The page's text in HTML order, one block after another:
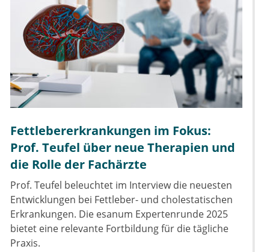
Fettlebererkrankungen im Fokus:
Prof. Teufel über neue Therapien und
die Rolle der Fachärzte
Prof. Teufel beleuchtet im Interview die neuesten
Entwicklungen bei Fettleber- und cholestatischen
Erkrankungen. Die esanum Expertenrunde 2025
bietet eine relevante Fortbildung für die tägliche
Praxis.